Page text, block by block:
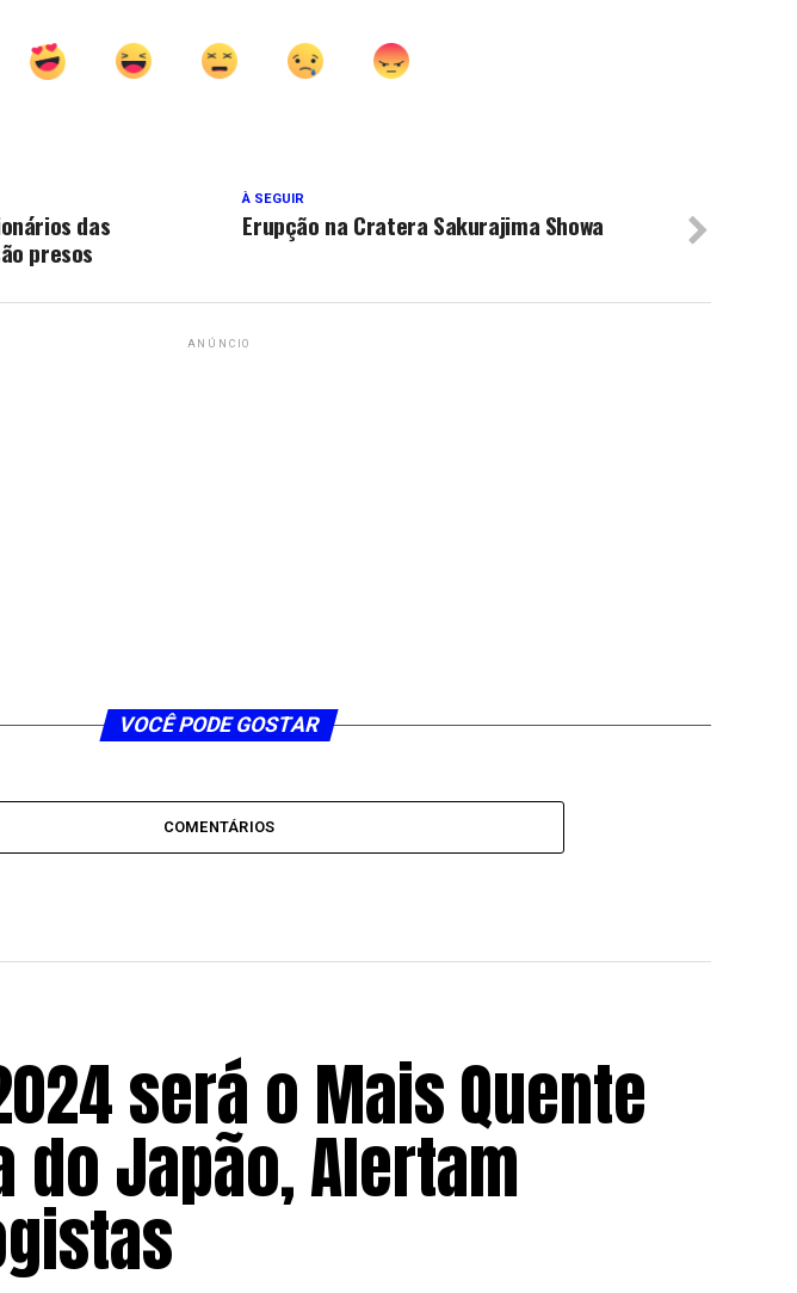
À SEGUIR
Erupção na Cratera Sakurajima Showa
das
presos
ANÚNCIO
VOCÊ PODE GOSTAR
COMENTÁRIOS
será o Mais Quente
do Japão, Alertam